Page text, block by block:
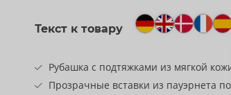
Текст к товару
Рубашка с подтяжками из мягкой
Прозрачные вставки из пауэрнета по